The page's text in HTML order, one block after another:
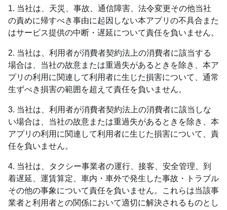
1. 当社は、天災、事故、通信障害、法令変更その他当社
の責めに帰すべき事由に起因しない本アプリの不具合また
はサービス提供の中断・遅延について責任を負いません。
2. 当社は、利用者が消費者契約法上の消費者に該当する
場合は、当社の故意または重過失があるときを除き、本ア
プリの利用に関連して利用者に生じた損害について、通常
生ずべき損害の範囲を超えて責任を負いません。
3. 当社は、利用者が消費者契約法上の消費者に該当しな
い場合は、当社の故意または重過失があるときを除き、本
アプリの利用に関連して利用者に生じた損害について、責
任を負いません。
4. 当社は、タクシー事業者の運行、接客、安全管理、到
着遅延、運賃算定、車内・車外で発生した事故・トラブル
その他の事象について責任を負いません。これらは当該事
業者と利用者との関係において適切に解決されるものとし